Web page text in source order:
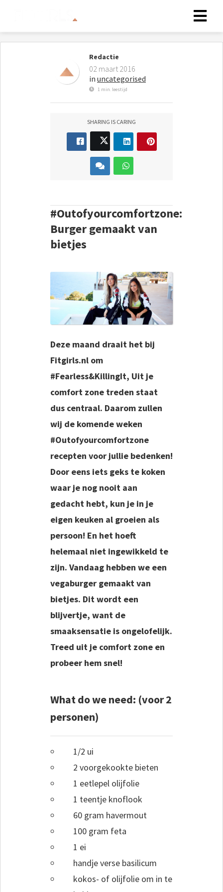
Redactie
02 maart 2016
in uncategorised
1 min. leestijd
SHARING IS CARING
#Outofyourcomfortzone:
Burger gemaakt van
bietjes
Deze maand draait het bij
Fitgirls.nl om
#Fearless&KillingIt, Uit je
comfort zone treden staat
dus centraal. Daarom zullen
wij de komende weken
#Outofyourcomfortzone
recepten voor jullie bedenken!
Door eens iets geks te koken
waar je nog nooit aan
gedacht hebt, kun je in je
eigen keuken al groeien als
persoon! En het hoeft
helemaal niet ingewikkeld te
zijn. Vandaag hebben we een
vegaburger gemaakt van
bietjes. Dit wordt een
blijvertje, want de
smaaksensatie is ongelofelijk.
Treed uit je comfort zone en
probeer hem snel!
What do we need: (voor 2
personen)
1/2 ui
2 voorgekookte bieten
1 eetlepel olijfolie
1 teentje knoflook
60 gram havermout
100 gram feta
1 ei
handje verse basilicum
kokos- of olijfolie om in te